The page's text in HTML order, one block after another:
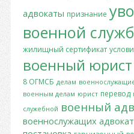
адвокаты признание
военной
жилищный сертификат
военный юрист
8 ОГМСБ делам
военным делам юрист перевод
служебной военный
военнослужащих